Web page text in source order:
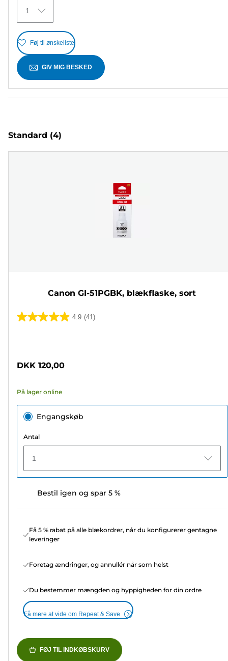
1
Føj til ønskeliste
GIV MIG BESKED
Standard (4)
Canon GI-51PGBK, blækflaske, sort
4.9 (41)
4.9
stjerner.
anmeldelser
DKK 120,00
På lager online
Engangskøb
Antal
1
Bestil igen og spar 5 %
Få 5 % rabat på alle blækordrer, når du konfigurerer gentagne
leveringer
Foretag ændringer, og annullér når som helst
Du bestemmer mængden og hyppigheden for din ordre
Få mere at vide om Repeat & Save
FØJ TIL INDKØBSKURV